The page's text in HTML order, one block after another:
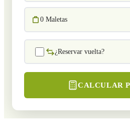
0 Maletas
¿Reservar vuelta?
CALCULAR